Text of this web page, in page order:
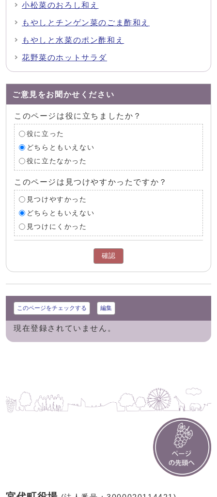
小松菜のおろし和え
もやしとチンゲン菜のごま酢和え
もやしと水菜のポン酢和え
花野菜のホットサラダ
ご意見をお聞かせください
このページは役に立ちましたか？
役に立った
どちらともいえない
役に立たなかった
このページは見つけやすかったですか？
見つけやすかった
どちらともいえない
見つけにくかった
確認
このページをチェックする 編集
現在登録されていません。